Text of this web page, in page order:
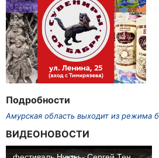
Подробности
Амурская область выходит из режима
ВИДЕОНОВОСТИ